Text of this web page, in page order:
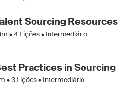
Sourcing Resources
•4 Lições • Intermediário
Practices in Sourcing
•3 Lições • Intermediário